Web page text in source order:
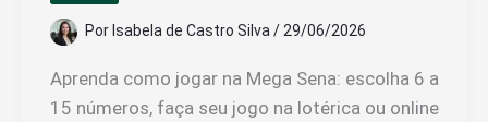
Por Isabela de Castro Silva/29/06/2026
Aprenda como jogar na Mega Sena: escolha 6 a
15 números, faça seu jogo na lotérica ou online